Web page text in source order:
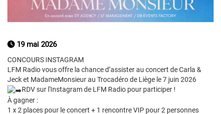
19 mai 2026
CONCOURS INSTAGRAM
LFM Radio vous offre la chance d’assister au concert de Carla &
Jeck et MadameMonsieur au Trocadéro de Liège le 7 juin 2026
​RDV sur l'Instagram de LFM Radio pour participer !
À gagner :
1 x 2 places pour le concert + 1 rencontre VIP pour 2 personnes